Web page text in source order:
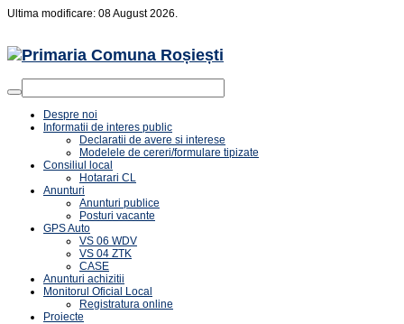
Ultima modificare: 08 August 2026.
Despre noi
Informatii de interes public
Declaratii de avere si interese
Modelele de cereri/formulare tipizate
Consiliul local
Hotarari CL
Anunturi
Anunturi publice
Posturi vacante
GPS Auto
VS 06 WDV
VS 04 ZTK
CASE
Anunturi achizitii
Monitorul Oficial Local
Registratura online
Proiecte